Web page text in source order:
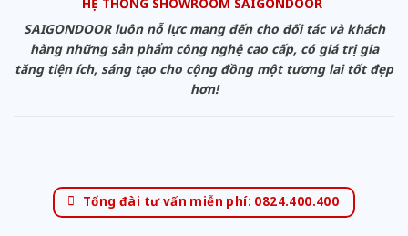
SAIGONDOOR luôn nỗ lực mang đến cho đối tác và khách
hàng những sản phẩm công nghệ cao cấp, có giá trị gia
tăng tiện ích, sáng tạo cho cộng đồng một tương lai tốt đẹp
hơn!
Tổng đài tư vấn miễn phí: 0824.400.400